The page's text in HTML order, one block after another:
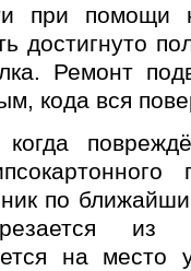
при помощи
достигнуто
Ремонт
кода вся
по
на место